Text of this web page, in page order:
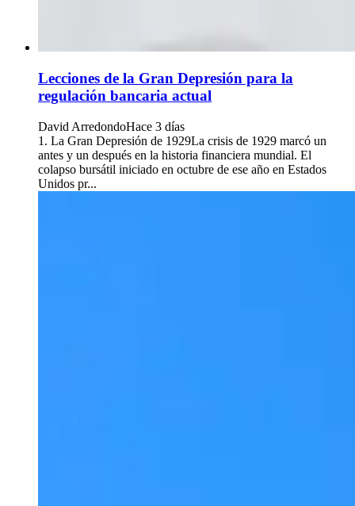
Lecciones de la Gran Depresión para la
regulación bancaria actual
David ArredondoHace 3 días
1. La Gran Depresión de 1929La crisis de 1929 marcó un
antes y un después en la historia financiera mundial. El
colapso bursátil iniciado en octubre de ese año en Estados
Unidos pr...